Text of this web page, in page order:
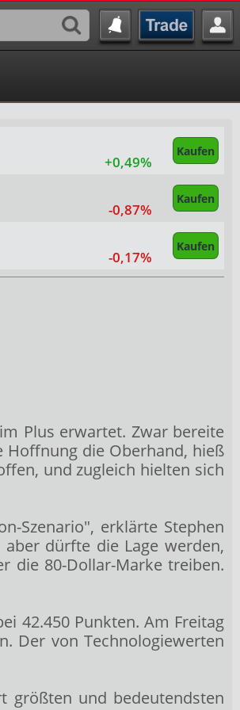
Kaufen
+0,49%
Kaufen
-0,87%
Kaufen
-0,17%
Plus erwartet. Zwar bereite
Hoffnung die Oberhand, hieß
und zugleich hielten sich
Szenario", erklärte Stephen
dürfte die Lage werden,
die 80-Dollar-Marke treiben.
42.450 Punkten. Am Freitag
Der von Technologiewerten
größten und bedeutendsten